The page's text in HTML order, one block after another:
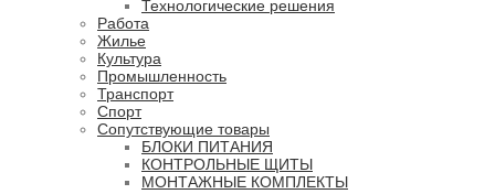
Технологические решения
Работа
Жилье
Культура
Промышленность
Транспорт
Спорт
Сопутствующие товары
БЛОКИ ПИТАНИЯ
КОНТРОЛЬНЫЕ ЩИТЫ
МОНТАЖНЫЕ КОМПЛЕКТЫ